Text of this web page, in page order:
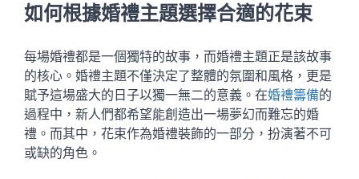
關於我們
註冊/登入
如何根據婚禮主題選擇合適的花束
每場婚禮都是一個獨特的故事，而婚禮主題正是該故事
的核心。婚禮主題不僅決定了整體的氛圍和風格，更是
賦予這場盛大的日子以獨一無二的意義。在婚禮籌備的
過程中，新人們都希望能創造出一場夢幻而難忘的婚
禮。而其中，花束作為婚禮裝飾的一部分，扮演著不可
或缺的角色。